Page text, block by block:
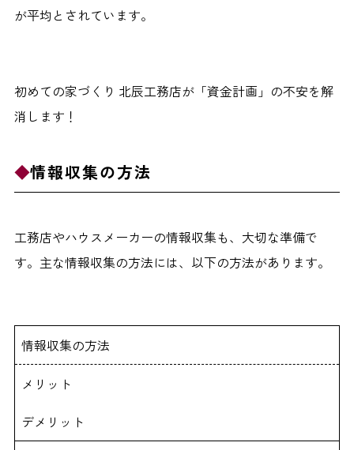
が平均とされています。
初めての家づくり 北辰工務店が「資金計画」の不安を解
消します！
情報収集の方法
工務店やハウスメーカーの情報収集も、大切な準備で
す。主な情報収集の方法には、以下の方法があります。
情報収集の方法
メリット
デメリット